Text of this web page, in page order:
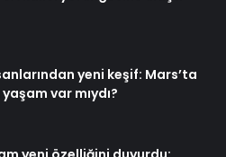
yeni keşif: Mars’ta
var mıydı?